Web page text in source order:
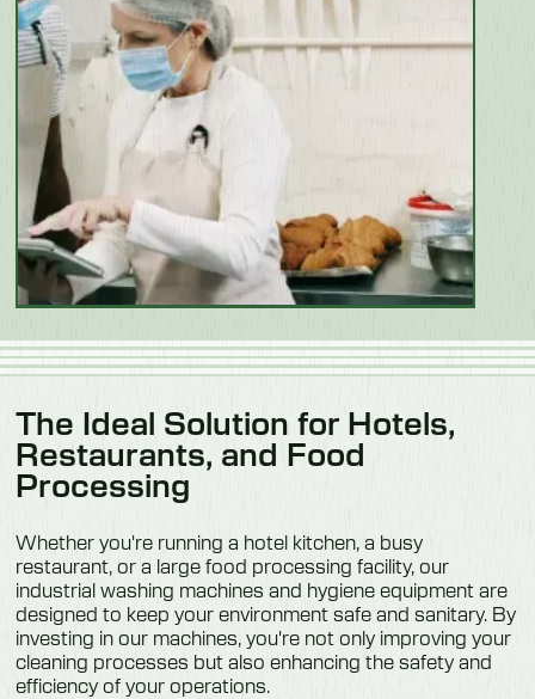
The Ideal Solution for Hotels,
Restaurants, and Food
Processing
Whether you're running a hotel kitchen, a busy
restaurant, or a large food processing facility, our
industrial washing machines and hygiene equipment are
designed to keep your environment safe and sanitary. By
investing in our machines, you're not only improving your
cleaning processes but also enhancing the safety and
efficiency of your operations.